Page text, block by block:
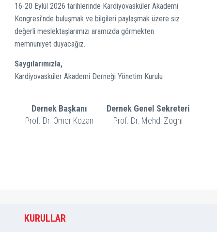
16-20 Eylül 2026 tarihlerinde Kardiyovasküler Akademi
Kongresi’nde buluşmak ve bilgileri paylaşmak üzere siz
değerli meslektaşlarımızı aramızda görmekten
memnuniyet duyacağız.
Saygılarımızla,
Kardiyovasküler Akademi Derneği Yönetim Kurulu
Dernek Başkanı
Prof. Dr. Ömer Kozan
Dernek Genel Sekreteri
Prof. Dr. Mehdi Zoghi
KURULLAR